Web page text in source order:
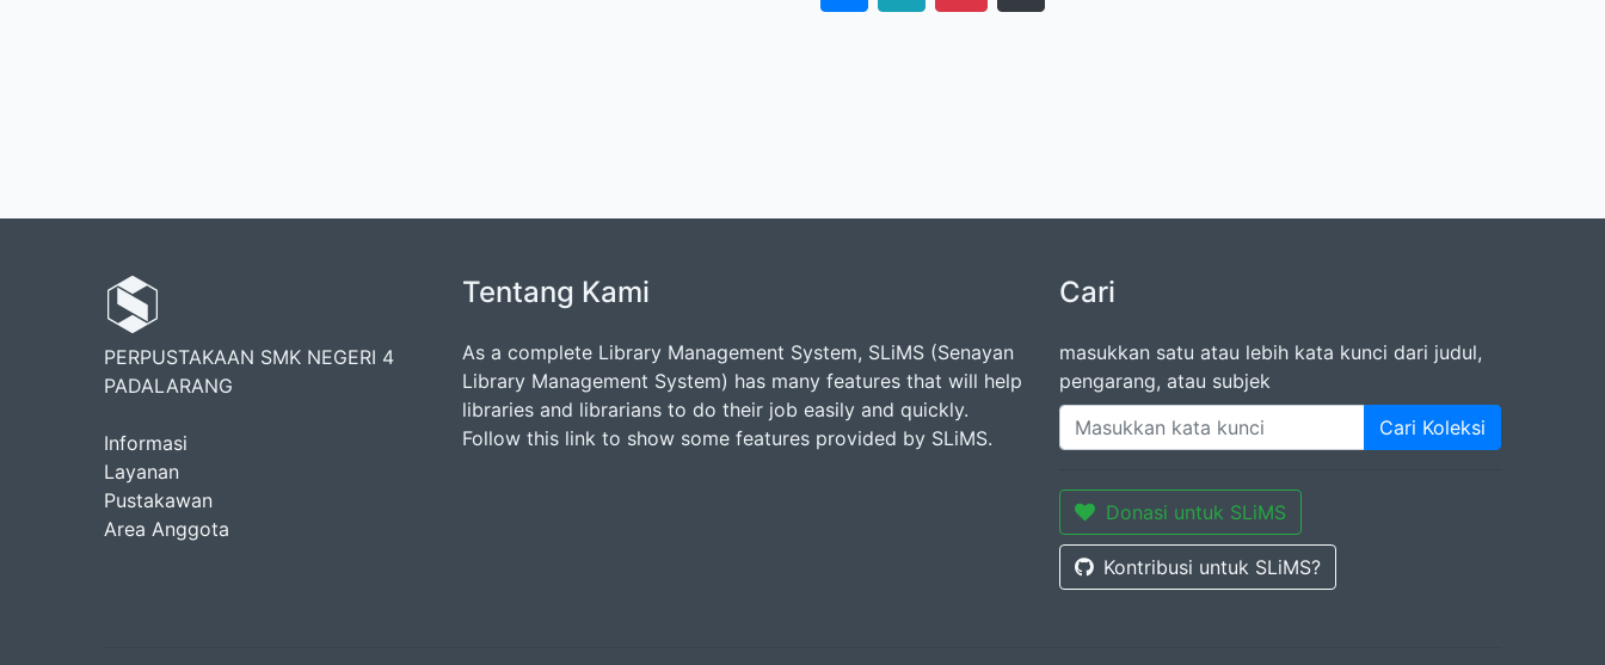
PERPUSTAKAAN SMK NEGERI 4
PADALARANG
Informasi
Layanan
Pustakawan
Area Anggota
Tentang Kami
As a complete Library Management System, SLiMS (Senayan
Library Management System) has many features that will help
libraries and librarians to do their job easily and quickly.
Follow this link to show some features provided by SLiMS.
Cari
masukkan satu atau lebih kata kunci dari judul,
pengarang, atau subjek
Cari Koleksi
Donasi untuk SLiMS
Kontribusi untuk SLiMS?